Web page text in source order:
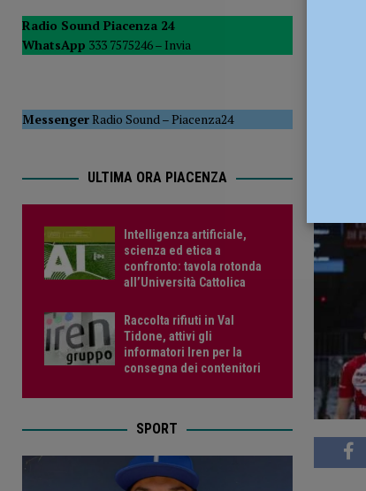
sono salute pubblica” ATTUALITÀ
[ 14 Luglio 2026 ] Incendio in un appartamento,
Radio Sound Piacenza 24
WhatsApp 333 7575246 – Invia
MessengerRadio Sound–Piacenza24
ULTIMA ORA PIACENZA
Intelligenza artificiale,
scienza ed etica a
confronto: tavola rotonda
all’Università Cattolica
Raccolta rifiuti in Val
Tidone, attivi gli
informatori Iren per la
consegna dei contenitori
SPORT